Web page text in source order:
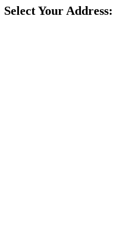
Select Your Address: